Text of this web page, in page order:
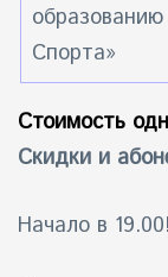
Спорта»
Стоимость
Скидки и
Начало в 19.00!